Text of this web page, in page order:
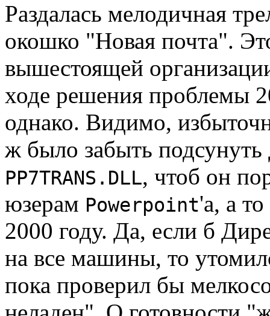
Раздалась мелодичная
окошко "Новая почта".
вышестоящей
ходе решения проблемы
однако. Видимо,
ж было забыть
PP7TRANS.DLL, чтоб он
юзерам Powerpoint'а, а
2000 году. Да, если б
на все машины, то
пока проверил бы